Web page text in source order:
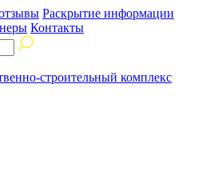
Раскрытие информации
Контакты
строительный комплекс